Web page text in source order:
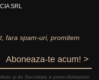
SRL
fara spam-uri, promitem
Aboneaza-te acum! >
şi de Securitate a prelucrăriidatelor